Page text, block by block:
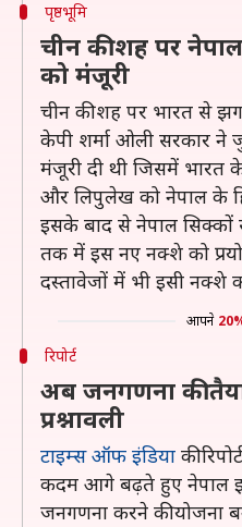
पृष्ठभूमि
चीन की शह पर
को मंजूरी
चीन की शह पर भारत से
केपी शर्मा ओली सरकार
मंजूरी दी थी जिसमें भारत के
और लिपुलेख को नेपाल के
इसके बाद से नेपाल सिक्कों
तक में इस नए नक्शे को
दस्तावेजों में भी इसी नक्शे
आपने
रिपोर्ट
अब जनगणना की
प्रश्नावली
टाइम्स ऑफ इंडिया की
कदम आगे बढ़ते हुए नेपाल
जनगणना करने की योजना